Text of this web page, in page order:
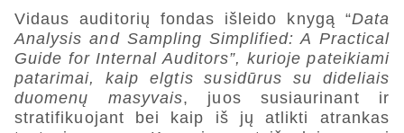
Vidaus auditorių fondas išleido knygą “Data
Analysis and Sampling Simplified: A Practical
Guide for Internal Auditors”, kurioje pateikiami
patarimai, kaip elgtis susidūrus su dideliais
duomenų masyvais, juos susiaurinant ir
stratifikuojant bei kaip iš jų atlikti atrankas